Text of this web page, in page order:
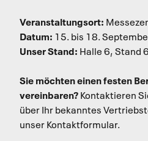
Veranstaltungsort:
Datum: 15. bis 18.
Unser Stand: Halle 6, Stand
Sie möchten einen festen
vereinbaren?Kontaktieren
über Ihr bekanntes
unser Kontaktformular.